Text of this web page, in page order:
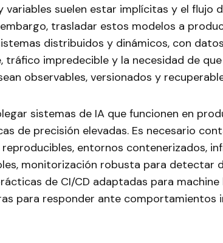
variables suelen estar implícitas y el flujo
trasladar estos modelos a
distribuidos y dinámicos, con
tráfico impredecible y la necesidad de
observables, versionados y
sistemas de IA que funcionen en
de precisión elevadas. Es necesario
entornos contenerizados,
monitorización robusta para detectar
de CI/CD adaptadas para
para responder ante comportamientos